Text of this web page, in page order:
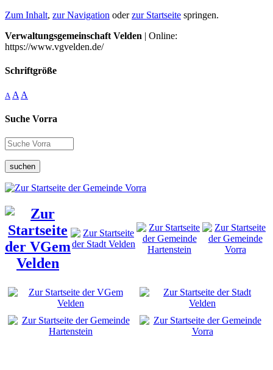
Zum Inhalt, zur Navigation oderzur Startseite springen.
Verwaltungsgemeinschaft Velden | Online:
https://www.vgvelden.de/
Schriftgröße
A A A
Suche Vorra
suchen